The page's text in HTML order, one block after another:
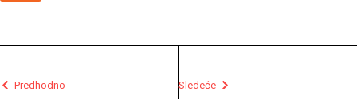
Predhodno Sledeće